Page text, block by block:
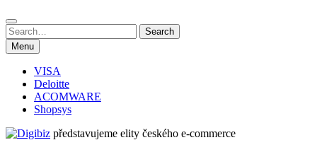
Search
for:
Search
Menu
VISA
Deloitte
ACOMWARE
Shopsys
představujeme elity českého e-commerce